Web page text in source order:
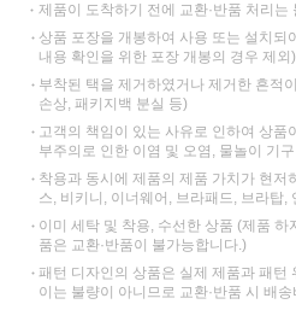
제품이 도착하기 전에 교환·반품 처리는
상품 포장을 개봉하여 사용 또는 설치되
내용 확인을 위한 포장 개봉의 경우 제외)
부착된 택을 제거하였거나 제거한 흔적
손상, 패키지백 분실 등)
고객의 책임이 있는 사유로 인하여 상품
부주의로 인한 이염 및 오염, 물놀이 기
착용과 동시에 제품의 제품 가치가 현저
스, 비키니, 이너웨어, 브라패드, 브라탑,
이미 세탁 및 착용, 수선한 상품 (제품
품은 교환·반품이 불가능합니다.)
패턴 디자인의 상품은 실제 제품과 패턴
이는 불량이 아니므로 교환·반품 시 배